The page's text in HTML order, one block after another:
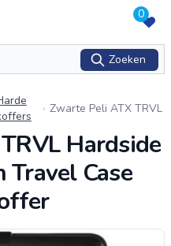
0
Zoeken
Zwarte Peli ATX TRVL
ck-In Travel Case blac
k hardcase koffer
Hardside
Travel Case